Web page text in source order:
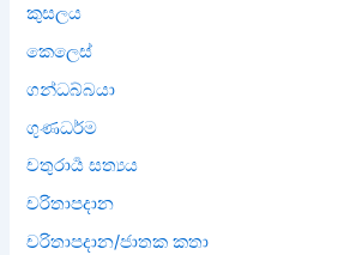
කුසලය
කෙලෙස්
ගන්ධබ්බයා
ගුණධර්ම
චතුරාර්‍ය සත්‍යය
චරිතාපදාන
චරිතාපදාන/ජාතක කතා